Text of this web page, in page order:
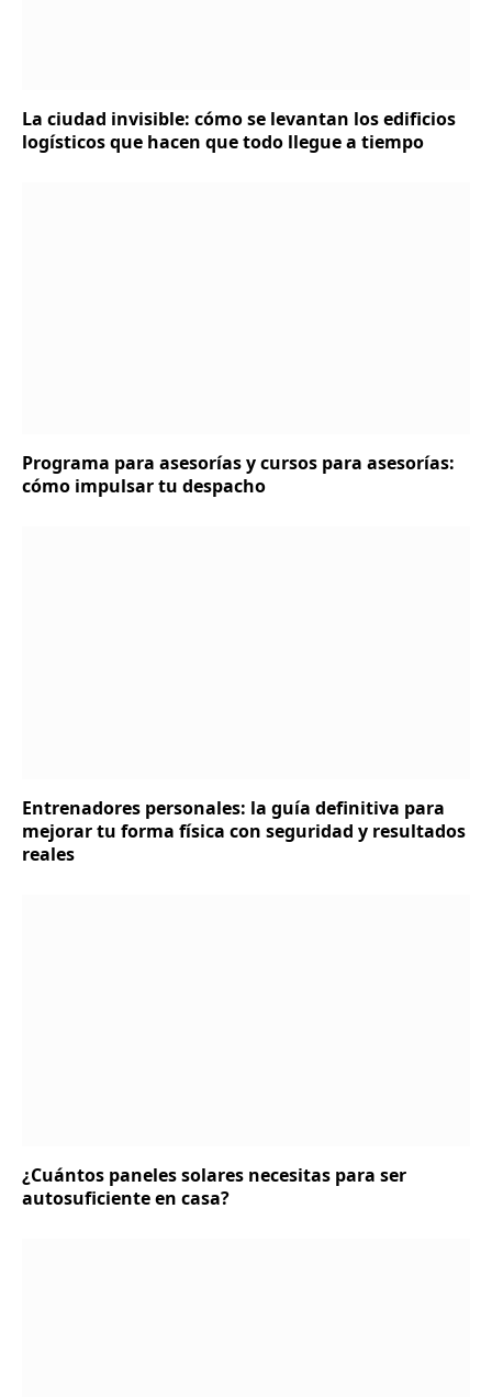
La ciudad invisible: cómo se levantan los edificios
logísticos que hacen que todo llegue a tiempo
Programa para asesorías y cursos para asesorías:
cómo impulsar tu despacho
Entrenadores personales: la guía definitiva para
mejorar tu forma física con seguridad y resultados
reales
¿Cuántos paneles solares necesitas para ser
autosuficiente en casa?